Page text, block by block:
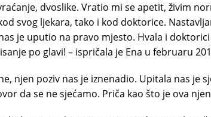
dvoslike. Vratio mi se apetit, živim
svog ljekara, tako i kod doktorice.
je uputio na pravo mjesto. Hvala i
po glavi! – ispričala je Ena u februaru
njen poziv nas je iznenadio. Upitala nas je
da se ne sjećamo. Priča kao što je ova